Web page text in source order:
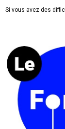
Si vous avez des